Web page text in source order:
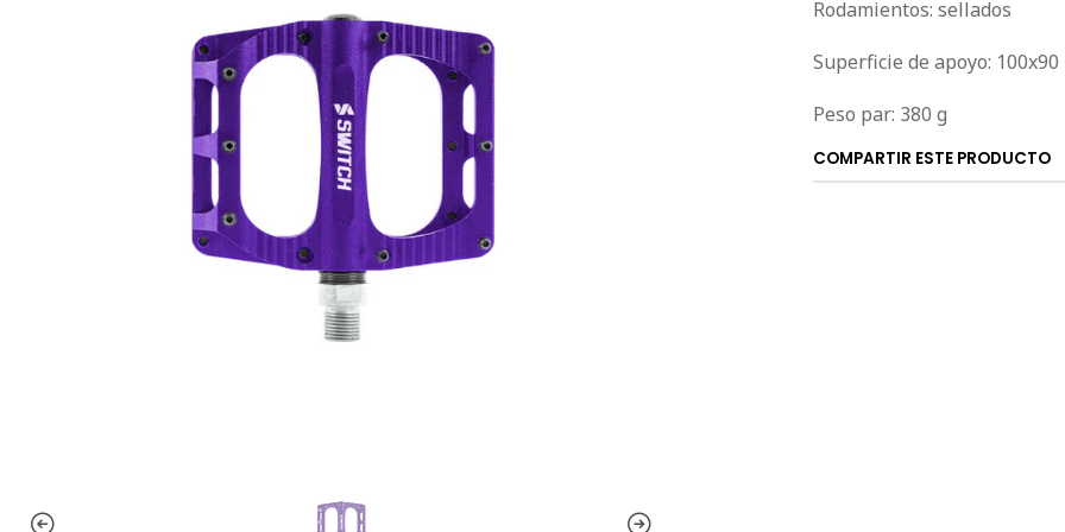
Rodamientos: sellados
Superficie de apoyo: 100x90
Peso par: 380 g
COMPARTIR ESTE PRODUCTO